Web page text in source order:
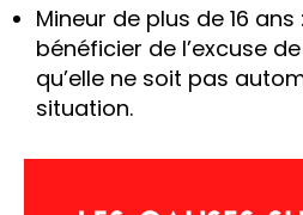
Mineur de plus de 16
bénéficier de l’excuse
qu’elle ne soit pas
situation.